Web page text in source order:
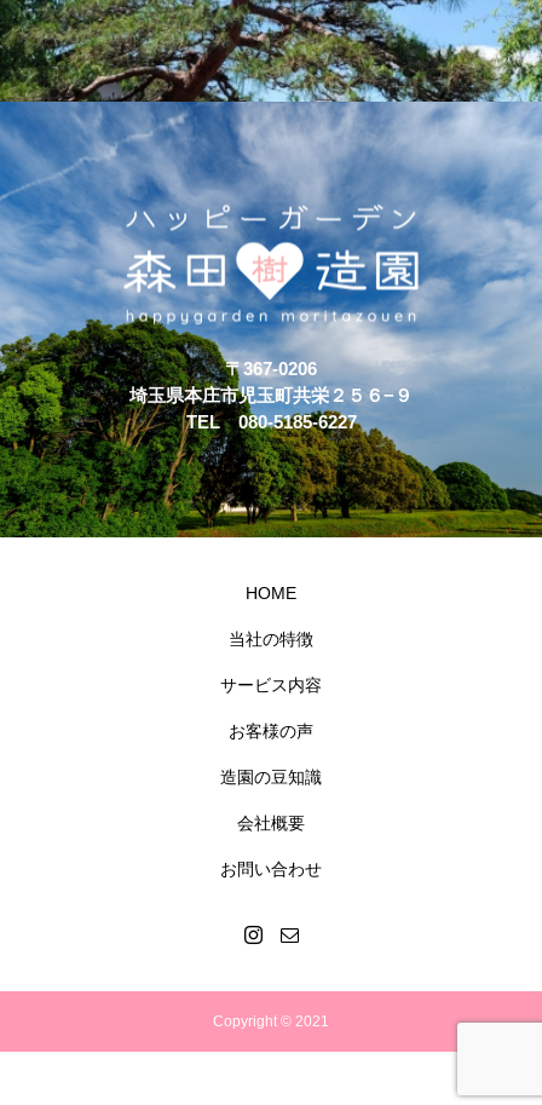
〒367-0206
埼玉県本庄市児玉町共栄２５６−９
TEL 080-5185-6227
HOME
当社の特徴
サービス内容
お客様の声
造園の豆知識
会社概要
お問い合わせ
Copyright © 2021